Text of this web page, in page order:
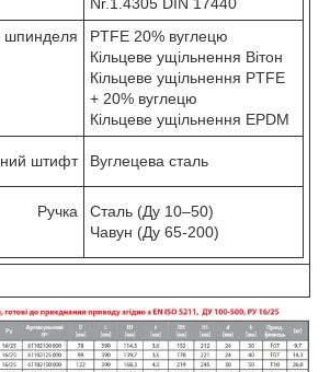
шпинделя
PTFE 20% вуглецю
Кільцеве ущільнення Вітон
Кільцеве ущільнення PTFE
+ 20% вуглецю
Кільцеве ущільнення EPDM
штифт Вуглецева сталь
Ручка
Сталь (Ду 10–50)
Чавун (Ду 65-200)